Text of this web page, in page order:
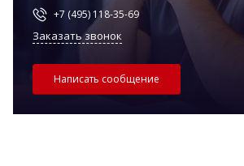
+7 (495) 118-35-69
Заказать звонок
Написать сообщение